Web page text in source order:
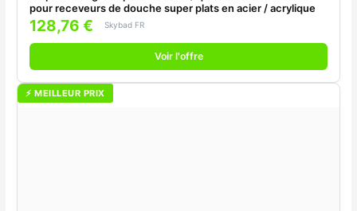
pour receveurs de douche super plats en acier / acrylique
128,76 € Skybad FR
Voir l'offre
⚡ MEILLEUR PRIX